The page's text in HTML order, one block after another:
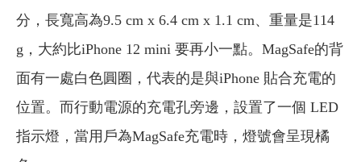
分，長寬高為9.5 cm x 6.4 cm x 1.1 cm、重量是114
g，大約比iPhone 12 mini 要再小一點。MagSafe的背
面有一處白色圓圈，代表的是與iPhone 貼合充電的
位置。而行動電源的充電孔旁邊，設置了一個 LED
指示燈，當用戶為MagSafe充電時，燈號會呈現橘